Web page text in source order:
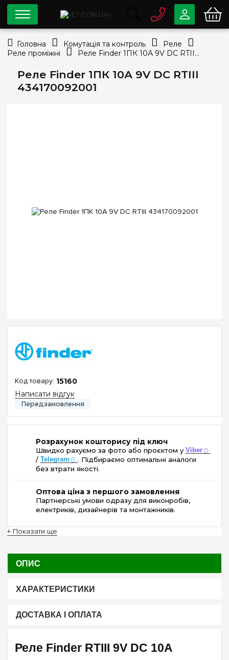
Реле Finder 1ПК 10А 9V DC RTIII
434170092001
15160
Написати відгук
Розрахунок кошторису під ключ
Швидко рахуємо за фото або проєктом у Viber
/ Telegram
. Підбираємо оптимальні аналоги
без втрати якості.
Оптова ціна з першого замовлення
Партнерські умови одразу для виконробів,
електриків, дизайнерів та монтажників.
+ Показати ще
ОПИС
ХАРАКТЕРИСТИКИ
ДОСТАВКА І ОПЛАТА
Реле Finder RTIII 9V DC 10А
0 80033-63-07
info@e7.com.ua
044334-79-78
Головна Комутація та контроль
Реле
Реле проміжні
Реле Finder 1ПК 10А 9V DC RTIII 434170092001